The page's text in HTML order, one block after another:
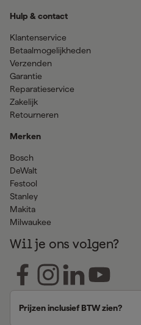
Hulp & contact
Klantenservice
Betaalmogelijkheden
Verzenden
Garantie
Reparatieservice
Zakelijk
Retourneren
Merken
Bosch
DeWalt
Festool
Stanley
Makita
Milwaukee
Wil je ons volgen?
Prijzen inclusief BTW zien?